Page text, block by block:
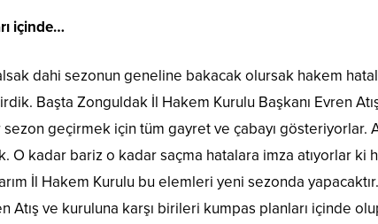
içinde…
dahi sezonun geneline bakacak olursak hakem
Başta Zonguldak İl Hakem Kurulu Başkanı Evren
geçirmek için tüm gayret ve çabayı gösteriyorlar.
O kadar bariz o kadar saçma hatalara imza atıyorlar
İl Hakem Kurulu bu elemleri yeni sezonda
Atış ve kuruluna karşı birileri kumpas planları içinde